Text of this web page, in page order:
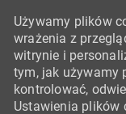
Używamy plików
wrażenia z
witrynie i
tym, jak używamy
kontrolować,
Ustawienia plików